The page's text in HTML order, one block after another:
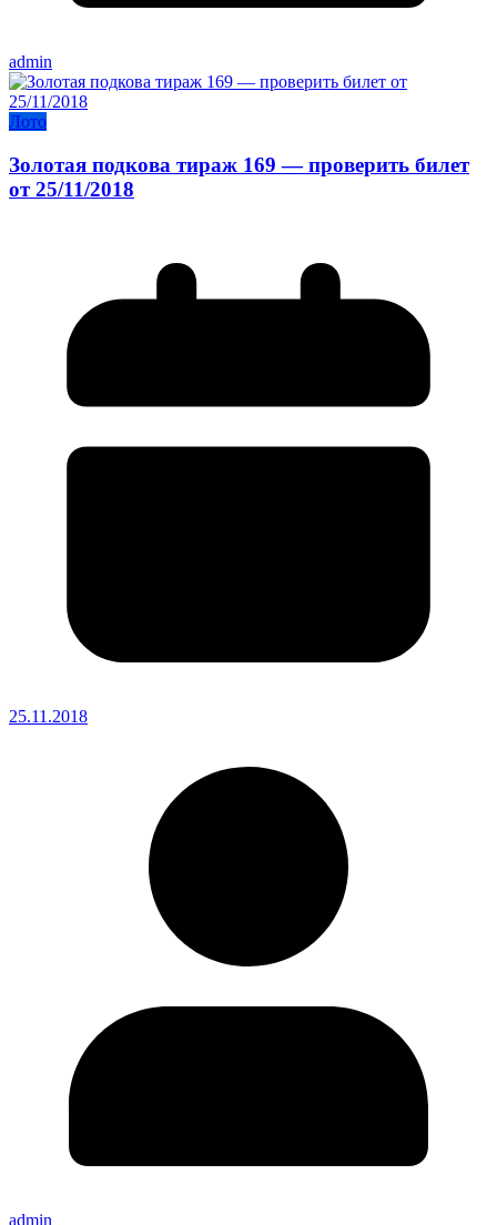
admin
Лото
Золотая подкова тираж 169 — проверить билет
от 25/11/2018
25.11.2018
admin